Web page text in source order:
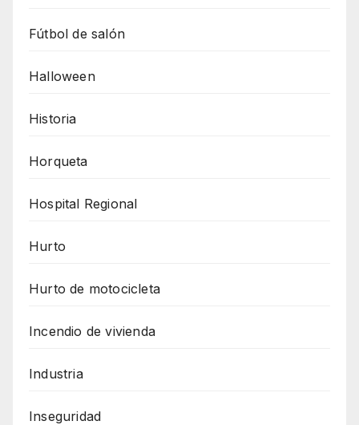
Fútbol de salón
Halloween
Historia
Horqueta
Hospital Regional
Hurto
Hurto de motocicleta
Incendio de vivienda
Industria
Inseguridad